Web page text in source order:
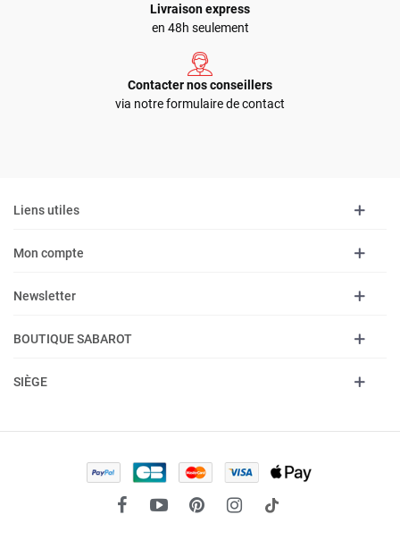
Livraison express
en 48h seulement
Contacter nos conseillers
via notre formulaire de contact
Liens utiles
Mon compte
Newsletter
BOUTIQUE SABAROT
SIÈGE